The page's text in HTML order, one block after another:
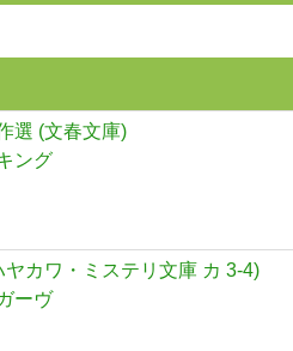
選 (文春文庫)
ング
ヤカワ・ミステリ文庫 カ 3-4)
ーヴ